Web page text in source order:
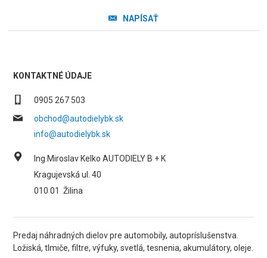
NAPÍSAŤ
KONTAKTNÉ ÚDAJE
0905 267 503
obchod@autodielybk.sk
info@autodielybk.sk
Ing.Miroslav Kelko AUTODIELY B + K
Kragujevská ul. 40
010 01 Žilina
Predaj náhradných dielov pre automobily, autopríslušenstva.
Ložiská, tlmiče, filtre, výfuky, svetlá, tesnenia, akumulátory, oleje.